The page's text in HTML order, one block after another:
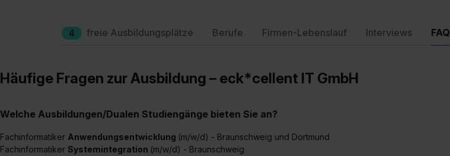
4 freie Ausbildungsplätze Berufe Firmen-Lebenslauf Interviews FAQ
Häufige Fragen zur Ausbildung – eck*cellent IT GmbH
Welche Ausbildungen/Dualen Studiengänge bieten Sie an?
Fachinformatiker Anwendungsentwicklung (m/w/d) - Braunschweig und Dortmund
Fachinformatiker Systemintegration (m/w/d) - Braunschweig